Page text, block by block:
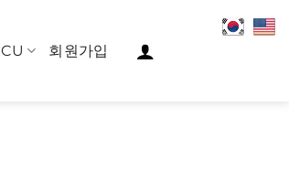
CU 회원가입